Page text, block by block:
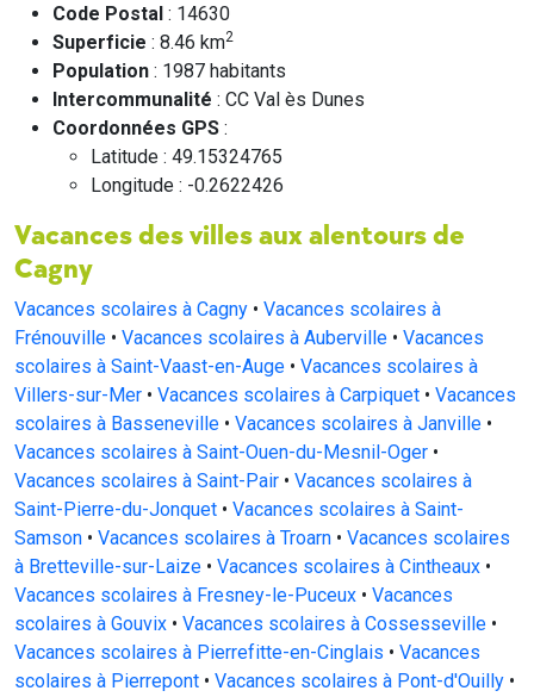
Code Postal : 14630
Superficie : 8.46 km2
Population : 1987 habitants
Intercommunalité : CC Val ès Dunes
Coordonnées GPS :
Latitude : 49.15324765
Longitude : -0.2622426
Vacances des villes aux alentours de
Cagny
Vacances scolaires à Cagny • Vacances scolaires à
Frénouville • Vacances scolaires à Auberville • Vacances
scolaires à Saint-Vaast-en-Auge • Vacances scolaires à
Villers-sur-Mer • Vacances scolaires à Carpiquet • Vacances
scolaires à Basseneville • Vacances scolaires à Janville •
Vacances scolaires à Saint-Ouen-du-Mesnil-Oger •
Vacances scolaires à Saint-Pair • Vacances scolaires à
Saint-Pierre-du-Jonquet • Vacances scolaires à Saint-
Samson • Vacances scolaires à Troarn • Vacances scolaires
à Bretteville-sur-Laize • Vacances scolaires à Cintheaux •
Vacances scolaires à Fresney-le-Puceux • Vacances
scolaires à Gouvix • Vacances scolaires à Cossesseville •
Vacances scolaires à Pierrefitte-en-Cinglais • Vacances
scolaires à Pierrepont • Vacances scolaires à Pont-d'Ouilly •